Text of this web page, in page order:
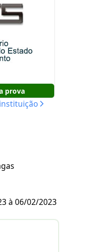
prova
à 06/02/2023